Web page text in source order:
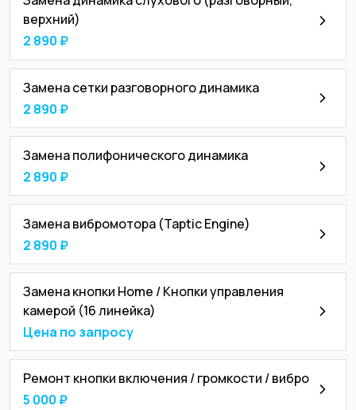
верхний)
2 890 ₽
Замена сетки разговорного динамика
2 890 ₽
Замена полифонического динамика
2 890 ₽
Замена вибромотора (Taptic Engine)
2 890 ₽
Замена кнопки Home / Кнопки управления
камерой (16 линейка)
Цена по запросу
Ремонт кнопки включения / громкости / вибро
5 000 ₽